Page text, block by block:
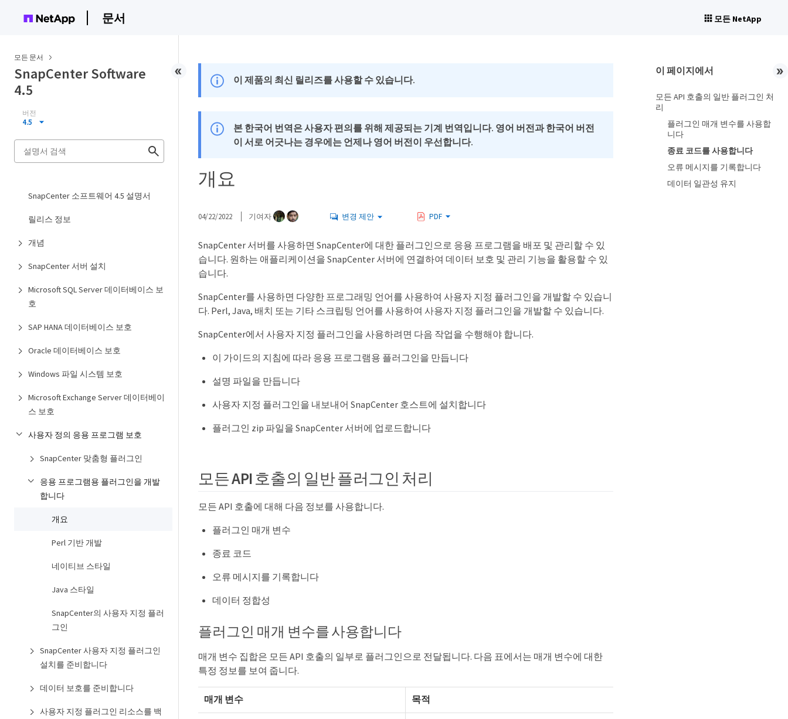
문서 모든 NetApp
모든 문서
SnapCenter Software
4.5
버전
4.5
SnapCenter 소프트웨어 4.5 설명서
릴리스 정보
개념
SnapCenter 서버 설치
Microsoft SQL Server 데이터베이스 보
호
SAP HANA 데이터베이스 보호
Oracle 데이터베이스 보호
Windows 파일 시스템 보호
Microsoft Exchange Server 데이터베이
스 보호
사용자 정의 응용 프로그램 보호
SnapCenter 맞춤형 플러그인
응용 프로그램용 플러그인을 개발
합니다
개요
Perl 기반 개발
네이티브 스타일
Java 스타일
SnapCenter의 사용자 지정 플러
그인
SnapCenter 사용자 지정 플러그인
설치를 준비합니다
데이터 보호를 준비합니다
사용자 지정 플러그인 리소스를 백
이 제품의 최신 릴리즈를 사용할 수 있습니다.
본 한국어 번역은 사용자 편의를 위해 제공되는 기계 번역입니다. 영어 버전과 한국어 버전
이 서로 어긋나는 경우에는 언제나 영어 버전이 우선합니다.
개요
04/22/2022 기여자 변경 제안 PDF
SnapCenter 서버를 사용하면 SnapCenter에 대한 플러그인으로 응용 프로그램을 배포 및 관리할 수 있
습니다. 원하는 애플리케이션을 SnapCenter 서버에 연결하여 데이터 보호 및 관리 기능을 활용할 수 있
습니다.
SnapCenter를 사용하면 다양한 프로그래밍 언어를 사용하여 사용자 지정 플러그인을 개발할 수 있습니
다. Perl, Java, 배치 또는 기타 스크립팅 언어를 사용하여 사용자 지정 플러그인을 개발할 수 있습니다.
SnapCenter에서 사용자 지정 플러그인을 사용하려면 다음 작업을 수행해야 합니다.
이 가이드의 지침에 따라 응용 프로그램용 플러그인을 만듭니다
설명 파일을 만듭니다
사용자 지정 플러그인을 내보내어 SnapCenter 호스트에 설치합니다
플러그인 zip 파일을 SnapCenter 서버에 업로드합니다
모든 API 호출의 일반 플러그인 처리
모든 API 호출에 대해 다음 정보를 사용합니다.
플러그인 매개 변수
종료 코드
오류 메시지를 기록합니다
데이터 정합성
플러그인 매개 변수를 사용합니다
매개 변수 집합은 모든 API 호출의 일부로 플러그인으로 전달됩니다. 다음 표에서는 매개 변수에 대한
특정 정보를 보여 줍니다.
매개 변수 목적
이 페이지에서
모든 API 호출의 일반 플러그인 처
리
플러그인 매개 변수를 사용합
니다
종료 코드를 사용합니다
오류 메시지를 기록합니다
데이터 일관성 유지